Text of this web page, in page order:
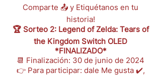
Comparte 📤 y Etiquétanos en tu
historia!
🏆 Sorteo 2: Legend of Zelda: Tears of
the Kingdom Switch OLED
*FINALIZADO*
📆 Finalización: 30 de junio de 2024
👉 Para participar: dale Me gusta ✔️,